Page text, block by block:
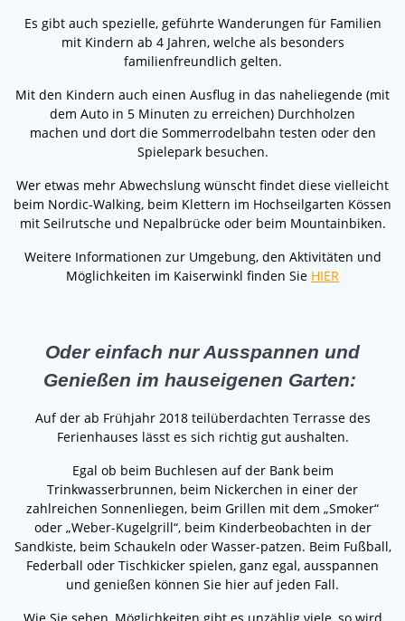
Es gibt auch spezielle, geführte Wanderungen für Familien
mit Kindern ab 4 Jahren, welche als besonders
familienfreundlich gelten.
Mit den Kindern auch einen Ausflug in das naheliegende (mit
dem Auto in 5 Minuten zu erreichen) Durchholzen
machen und dort die Sommerrodelbahn testen oder den
Spielepark besuchen.
Wer etwas mehr Abwechslung wünscht findet diese vielleicht
beim Nordic-Walking, beim Klettern im Hochseilgarten Kössen
mit Seilrutsche und Nepalbrücke oder beim Mountainbiken.
Weitere Informationen zur Umgebung, den Aktivitäten und
Möglichkeiten im Kaiserwinkl finden Sie HIER
Oder einfach nur Ausspannen und
Genießen im hauseigenen Garten:
Auf der ab Frühjahr 2018 teilüberdachten Terrasse des
Ferienhauses lässt es sich richtig gut aushalten.
Egal ob beim Buchlesen auf der Bank beim
Trinkwasserbrunnen, beim Nickerchen in einer der
zahlreichen Sonnenliegen, beim Grillen mit dem „Smoker“
oder „Weber-Kugelgrill“, beim Kinderbeobachten in der
Sandkiste, beim Schaukeln oder Wasser-patzen. Beim Fußball,
Federball oder Tischkicker spielen, ganz egal, ausspannen
und genießen können Sie hier auf jeden Fall.